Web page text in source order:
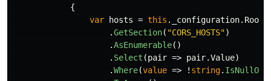
{
var
hosts = this . _configuration. Root
.GetSection( "CORS_HOSTS")
.AsEnumerable()
. Select (pair => pair.Value)
.Where(value => ! string.